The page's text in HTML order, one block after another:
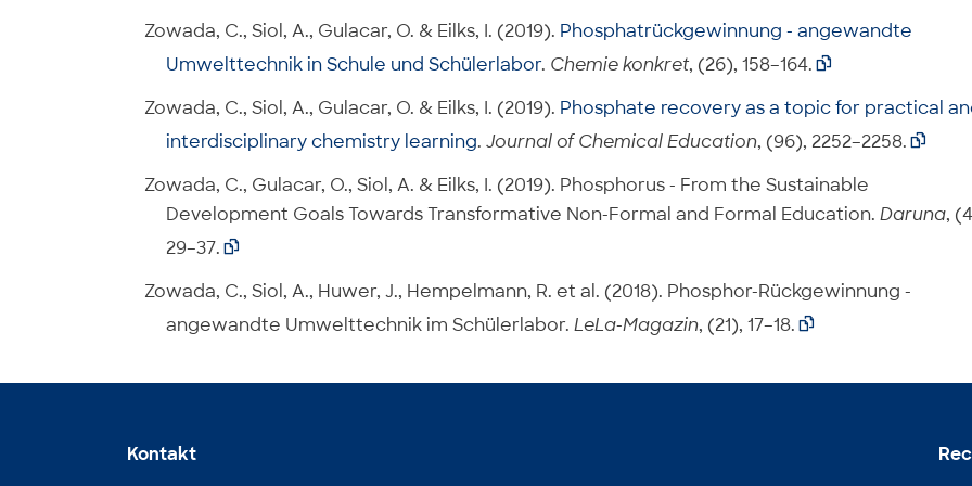
Zowada, C., Siol, A., Gulacar, O. & Eilks, I. (2019). Phosphatrückgewinnung - angewandte
Umwelttechnik in Schule und Schülerlabor. Chemie konkret, (26), 158–164. 
Zowada, C., Siol, A., Gulacar, O. & Eilks, I. (2019). Phosphate recovery as a topic for practical
interdisciplinary chemistry learning. Journal of Chemical Education, (96), 2252–2258. 
Zowada, C., Gulacar, O., Siol, A. & Eilks, I. (2019). Phosphorus - From the Sustainable
Development Goals Towards Transformative Non-Formal and Formal Education. Daruna,
29–37. 
Zowada, C., Siol, A., Huwer, J., Hempelmann, R. et al. (2018). Phosphor-Rückgewinnung -
angewandte Umwelttechnik im Schülerlabor. LeLa-Magazin, (21), 17–18. 
Kontakt